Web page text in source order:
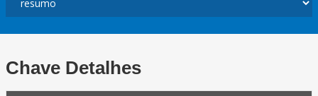
Chave Detalhes